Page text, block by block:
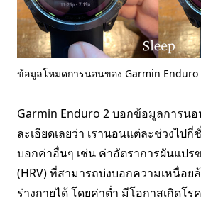
ข้อมูลโหมดการนอนของ Garmin Enduro
Garmin Enduro 2 บอกข้อมูลการน
ละเอียดเลยว่า เรานอนแต่ละช่วงไป
บอกค่าอื่นๆ เช่น ค่าอัตราการผันแปร
(HRV) ที่สามารถบ่งบอกความเหนื่อย
ร่างกายได้ โดยค่าต่ำ มีโอกาสเกิดโ